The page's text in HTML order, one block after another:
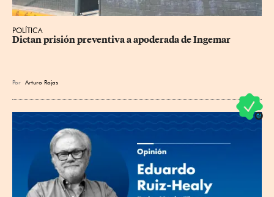
POLÍTICA
Dictan prisión preventiva a apoderada de Ingemar
Por Arturo Rojas